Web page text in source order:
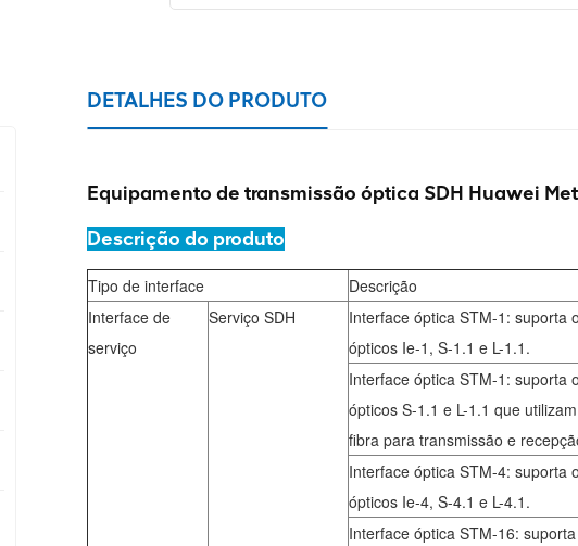
DETALHES DO PRODUTO
Equipamento de transmissão óptica SDH Huawei
Descrição do produto
Tipo de interface Descrição
Interface de
serviço
Serviço SDH
Interface óptica STM-1: suporta
ópticos Ie-1, S-1.1 e L-1.1.
Interface óptica STM-1: suporta
ópticos S-1.1 e L-1.1 que
fibra para transmissão e
Interface óptica STM-4: suporta
ópticos Ie-4, S-4.1 e L-4.1.
Interface óptica STM-16: